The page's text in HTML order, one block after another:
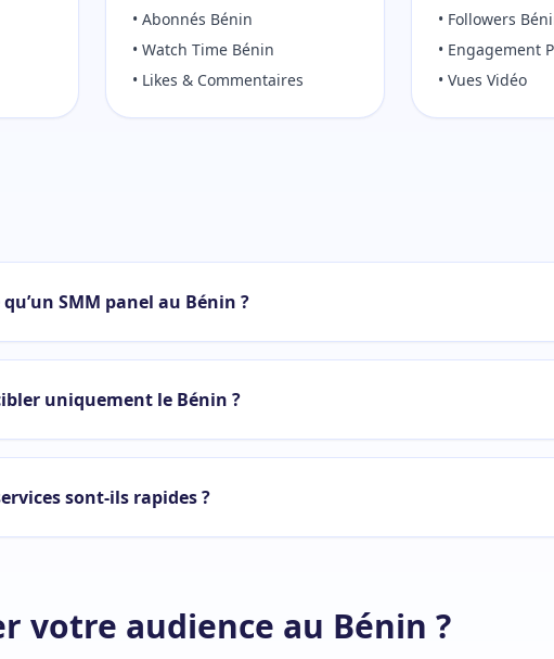
• Abonnés Bénin
• Watch Time Bénin
• Likes & Commentaires
• Followers
• Engagement
• Vues Vidéo
qu’un SMM panel au Bénin ?
uniquement le Bénin ?
sont-ils rapides ?
votre audience au Bénin ?